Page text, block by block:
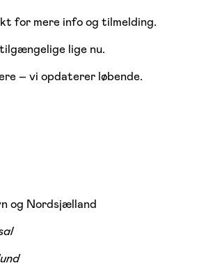
for mere info og tilmelding.
lige nu.
– vi opdaterer løbende.
og Nordsjælland